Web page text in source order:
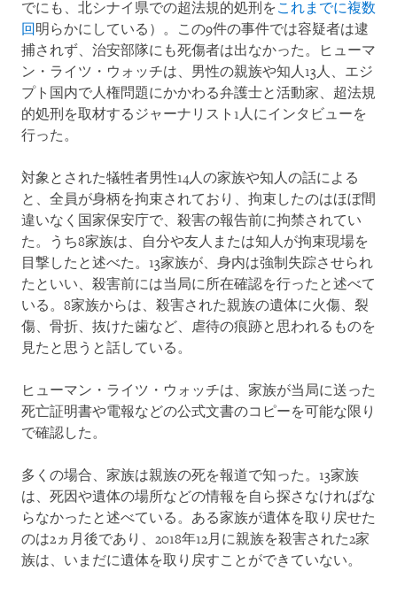
でにも、北シナイ県での超法規的処刑をこれまでに複数
回 明らかにしている）。この9件の事件では容疑者は逮
捕されず、治安部隊にも死傷者は出なかった。ヒューマ
ン・ライツ・ウォッチは、男性の親族や知人13人、エジ
プト国内で人権問題にかかわる弁護士と活動家、超法規
的処刑を取材するジャーナリスト1人にインタビューを
行った。
対象とされた犠牲者男性14人の家族や知人の話による
と、全員が身柄を拘束されており、拘束したのはほぼ間
違いなく国家保安庁で、殺害の報告前に拘禁されてい
た。うち8家族は、自分や友人または知人が拘束現場を
目撃したと述べた。13家族が、身内は強制失踪させられ
たといい、殺害前には当局に所在確認を行ったと述べて
いる。8家族からは、殺害された親族の遺体に火傷、裂
傷、骨折、抜けた歯など、虐待の痕跡と思われるものを
見たと思うと話している。
ヒューマン・ライツ・ウォッチは、家族が当局に送った
死亡証明書や電報などの公式文書のコピーを可能な限り
で確認した。
多くの場合、家族は親族の死を報道で知った。13家族
は、死因や遺体の場所などの情報を自ら探さなければな
らなかったと述べている。ある家族が遺体を取り戻せた
のは2ヵ月後であり、2018年12月に親族を殺害された2家
族は、いまだに遺体を取り戻すことができていない。